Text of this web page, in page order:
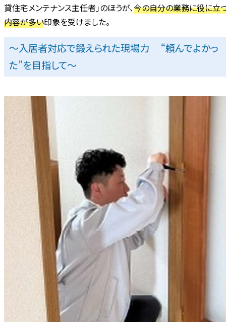
貸住宅メンテナンス主任者」のほうが、今の自分の業務に役に立
内容が多い印象を受けました。
～入居者対応で鍛えられた現場力 “頼んでよかっ
た”を目指して～